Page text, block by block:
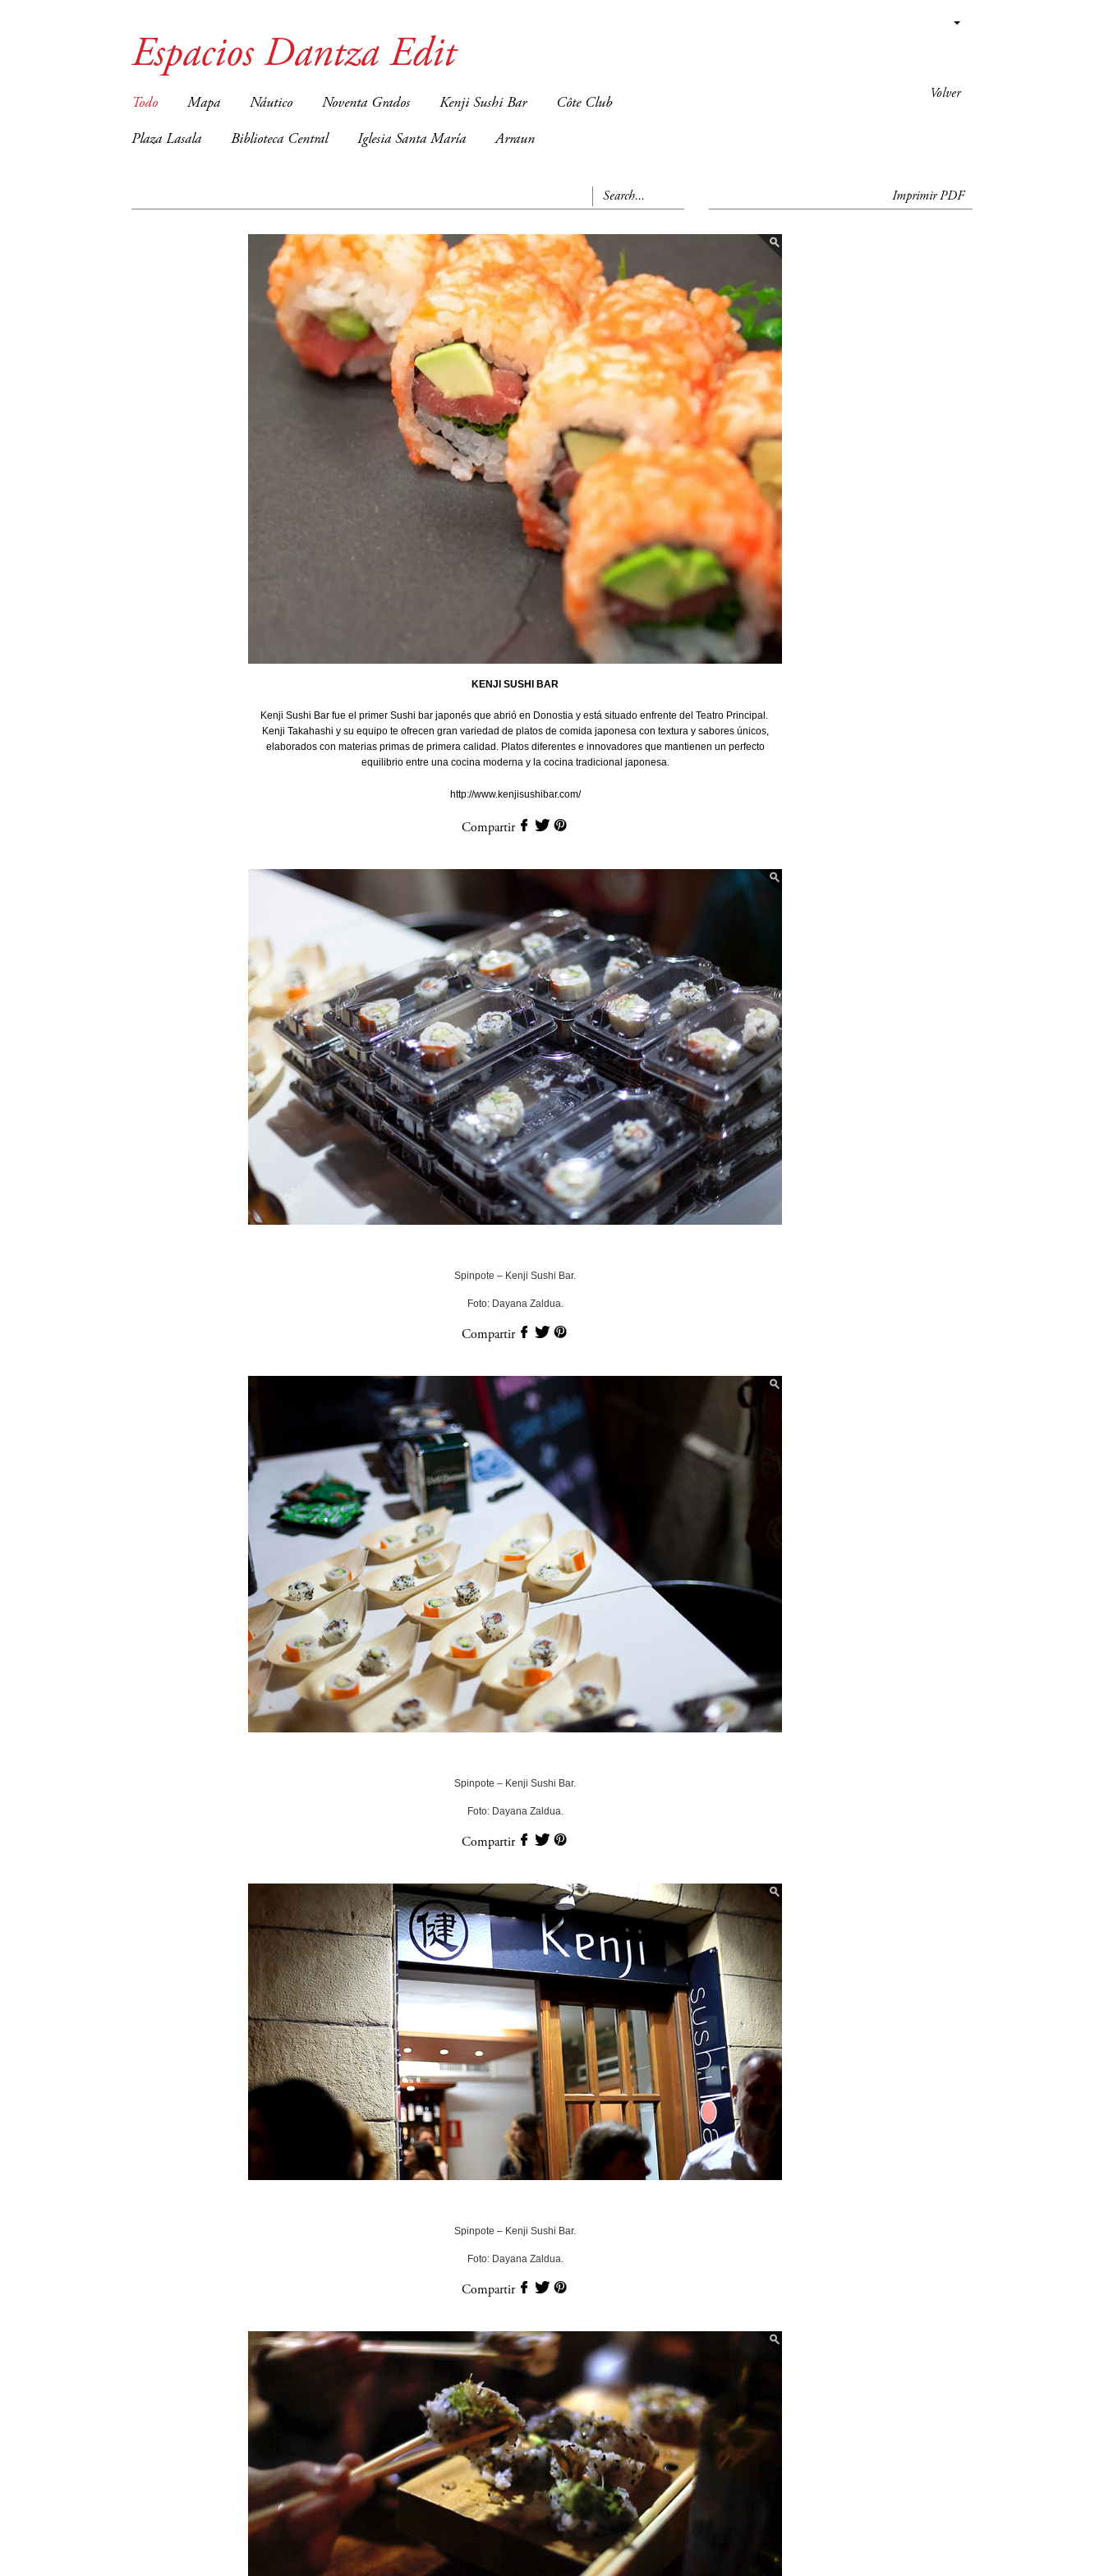
Volver
Espacios Dantza Edit
Todo Mapa Náutico Noventa Grados Kenji Sushi Bar Côte Club
Plaza Lasala Biblioteca Central Iglesia Santa María Arraun
Imprimir PDF
KENJI SUSHI BAR
Kenji Sushi Bar fue el primer Sushi bar japonés que abrió en Donostia y está situado enfrente del Teatro Principal.
Kenji Takahashi y su equipo te ofrecen gran variedad de platos de comida japonesa con textura y sabores únicos,
elaborados con materias primas de primera calidad. Platos diferentes e innovadores que mantienen un perfecto
equilibrio entre una cocina moderna y la cocina tradicional japonesa.
http://www.kenjisushibar.com/
Compartir
Spinpote – Kenji Sushi Bar.
Foto: Dayana Zaldua.
Compartir
Spinpote – Kenji Sushi Bar.
Foto: Dayana Zaldua.
Compartir
Spinpote – Kenji Sushi Bar.
Foto: Dayana Zaldua.
Compartir